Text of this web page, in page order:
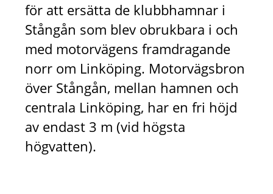
för att ersätta de klubbhamnar i
Stångån som blev obrukbara i och
med motorvägens framdragande
norr om Linköping. Motorvägsbron
över Stångån, mellan hamnen och
centrala Linköping, har en fri höjd
av endast 3 m (vid högsta
högvatten).